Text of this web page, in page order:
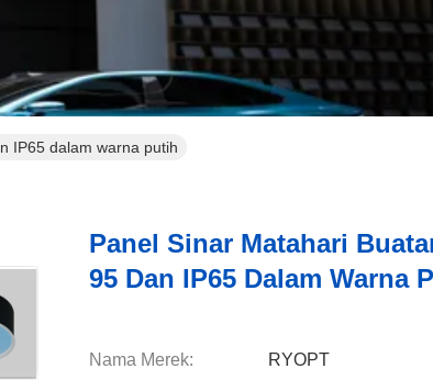
IP65 dalam warna putih
Panel Sinar Matahari
95 Dan IP65 Dalam Warna
Nama Merek: RYOPT